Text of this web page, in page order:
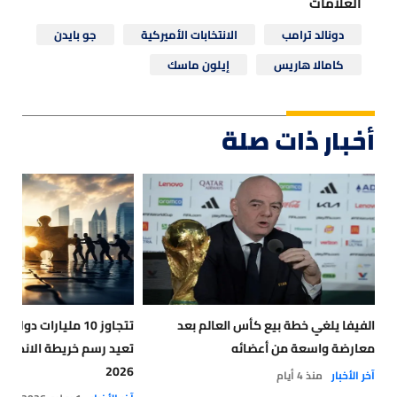
دونالد ترامب الانتخابات الأميركية
جو بايدن
كامالا هاريس
إيلون ماسك
أخبار ذات صلة
الفيفا يلغي خطة بيع كأس العالم بعد
معارضة واسعة من أعضائه
آخر الأخبار منذ 4 أيام
تتجاوز 10
تعيد رسم خريطة
2026